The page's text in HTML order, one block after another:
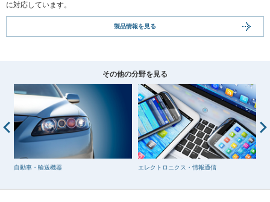
に対応しています。
製品情報を見る
その他の分野を見る
自動車・輸送機器 エレクトロニクス・情報通信